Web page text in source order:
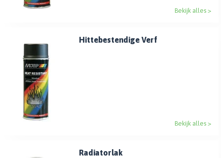
Bekijk alles >
Hittebestendige Verf
Bekijk alles >
Radiatorlak